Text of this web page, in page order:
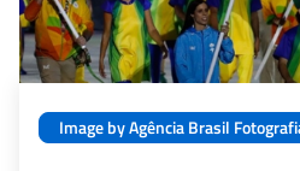
Image by Agência Brasil